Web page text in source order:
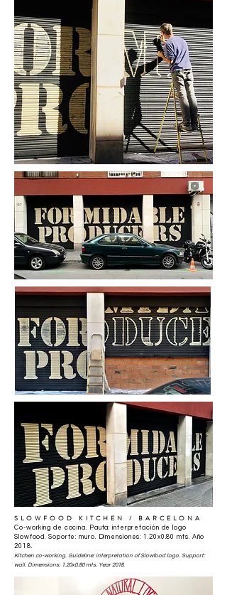
SLOWFOOD KITCHEN / BARCELONA
Co-working de cocina. Pauta: interpretación de logo
Slowfood. Soporte: muro. Dimensiones: 1.20x0.80 mts. Año
2018.
Kitchen co-working. Guideline: interpretation of Slowfood logo. Support:
wall. Dimensions: 1.20x0.80 mts. Year 2018.